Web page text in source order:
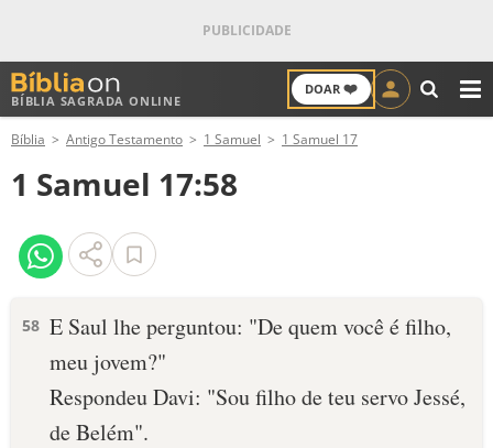
BÍBLIA SAGRADA ONLINE
DOAR ❤️
ANTIGO TESTAMENTO
NOVO TESTAMENTO
VERSÍCULOS
PALAVRA DO DIA
SALMO DO DIA
Bíblia Antigo Testamento 1 Samuel 1 Samuel 17
1 Samuel 17:58
58 E Saul lhe perguntou: "De quem você é filho,
meu jovem?"
Respondeu Davi: "Sou filho de teu servo Jessé,
de Belém".